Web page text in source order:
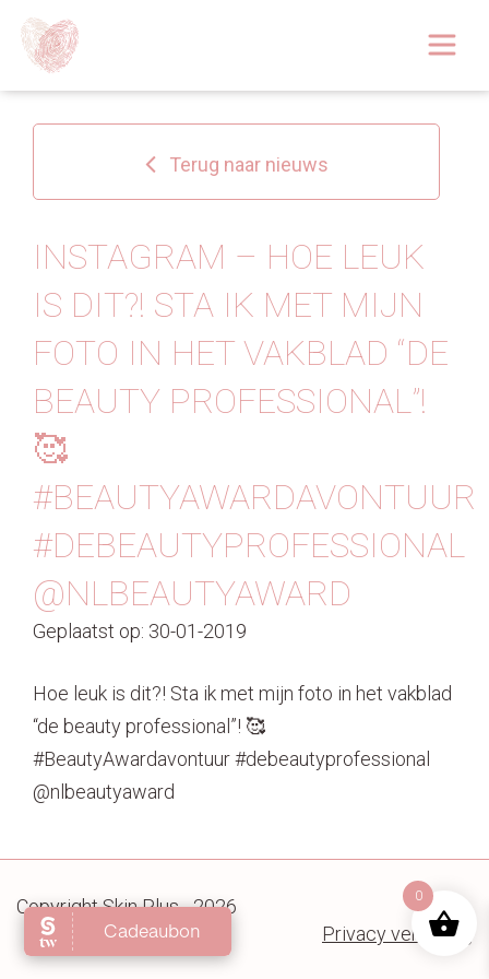
Over
Huidoplossingen
Behandelingen
Tarieven 2026
Blog
Webshop
Contact
Terug naar nieuws
INSTAGRAM – HOE LEUK
IS DIT?! STA IK MET MIJN
FOTO IN HET VAKBLAD “DE
BEAUTY PROFESSIONAL”!
🥰
#BEAUTYAWARDAVONTUUR
#DEBEAUTYPROFESSIONAL
@NLBEAUTYAWARD
Geplaatst op: 30-01-2019
Hoe leuk is dit?! Sta ik met mijn foto in het vakblad
“de beauty professional”! 🥰
#BeautyAwardavontuur #debeautyprofessional
@nlbeautyaward
Copyright Skin Plus - 2026
Privacy verklaring
0